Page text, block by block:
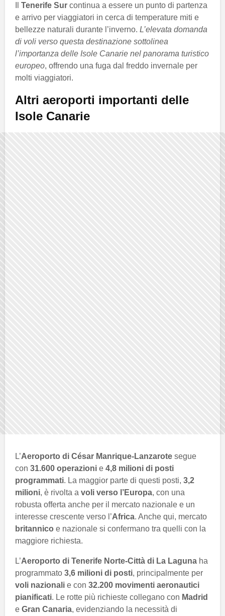
Tenerife Sur continua a essere un punto di partenza
e arrivo per viaggiatori in cerca di temperature miti e
bellezze naturali durante l’inverno. L’elevata domanda
di voli verso questa destinazione sottolinea
l’importanza delle Isole Canarie nel panorama turistico
europeo, offrendo una fuga dal freddo invernale per
molti viaggiatori.
Altri aeroporti importanti delle
Isole Canarie
L’Aeroporto di César Manrique-Lanzarote segue
con 31.600 operazioni e 4,8 milioni di posti
programmati. La maggior parte di questi posti, 3,2
milioni, è rivolta a voli verso l’Europa, con una
robusta offerta anche per il mercato nazionale e un
interesse crescente verso l’Africa. Anche qui, mercato
britannico e nazionale si confermano tra quelli con la
maggiore richiesta.
L’Aeroporto di Tenerife Norte-Città di La Laguna ha
programmato 3,6 milioni di posti, principalmente per
voli nazionali e con 32.200 movimenti aeronautici
pianificati. Le rotte più richieste collegano con Madrid
e Gran Canaria, evidenziando la necessità di